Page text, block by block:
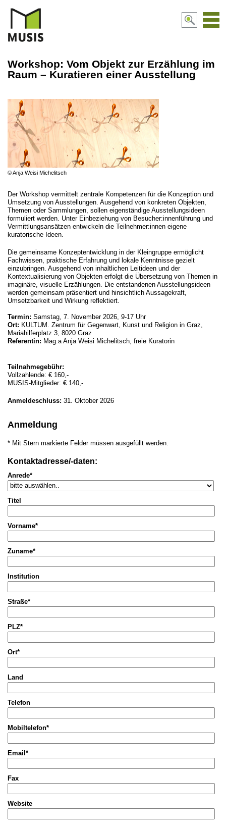
Workshop: Vom Objekt zur Erzählung im
Raum – Kuratieren einer Ausstellung
© Anja Weisi Michelitsch
Der Workshop vermittelt zentrale Kompetenzen für die Konzeption und
Umsetzung von Ausstellungen. Ausgehend von konkreten Objekten,
Themen oder Sammlungen, sollen eigenständige Ausstellungsideen
formuliert werden. Unter Einbeziehung von Besucher:innenführung und
Vermittlungsansätzen entwickeln die Teilnehmer:innen eigene
kuratorische Ideen.
Die gemeinsame Konzeptentwicklung in der Kleingruppe ermöglicht
Fachwissen, praktische Erfahrung und lokale Kenntnisse gezielt
einzubringen. Ausgehend von inhaltlichen Leitideen und der
Kontextualisierung von Objekten erfolgt die Übersetzung von Themen in
imaginäre, visuelle Erzählungen. Die entstandenen Ausstellungsideen
werden gemeinsam präsentiert und hinsichtlich Aussagekraft,
Umsetzbarkeit und Wirkung reflektiert.
Termin: Samstag, 7. November 2026, 9-17 Uhr
Ort: KULTUM. Zentrum für Gegenwart, Kunst und Religion in Graz,
Mariahilferplatz 3, 8020 Graz
Referentin: Mag.a Anja Weisi Michelitsch, freie Kuratorin
Teilnahmegebühr:
Vollzahlende: € 160,-
MUSIS-Mitglieder: € 140,-
Anmeldeschluss: 31. Oktober 2026
Anmeldung
* Mit Stern markierte Felder müssen ausgefüllt werden.
Kontaktadresse/-daten:
Anrede*
Titel
Vorname*
Zuname*
Institution
Straße*
PLZ*
Ort*
Land
Telefon
Mobiltelefon*
Email*
Fax
Website